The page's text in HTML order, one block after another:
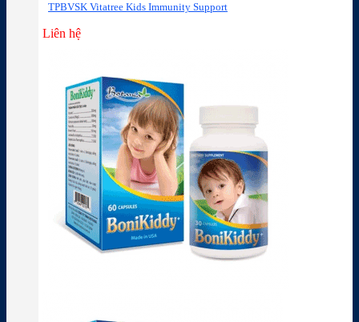
TPBVSK Vitatree Kids Immunity Support
Liên hệ